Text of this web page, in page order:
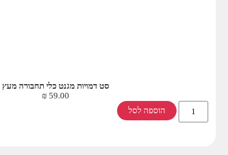
סט דמויות מגנט כלי תחבורה מעץ
59.00
₪
הוספה לסל